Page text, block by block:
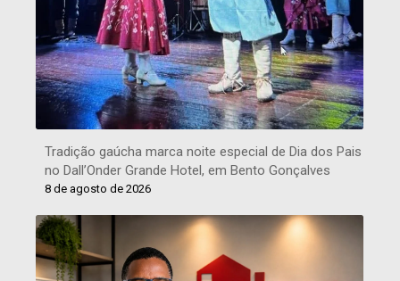
Tradição gaúcha marca noite especial de Dia dos Pais
no Dall’Onder Grande Hotel, em Bento Gonçalves
8 de agosto de 2026